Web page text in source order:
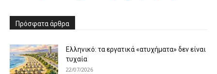
Πρόσφατα άρθρα
Ελληνικό: τα εργατικά «ατυχήματα» δεν είναι
τυχαία
22/07/2026